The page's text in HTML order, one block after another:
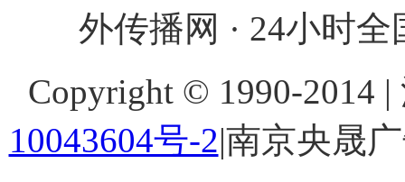
外传播网 · 24小时
Copyright © 1990-2014
10043604号-2|南京央晟